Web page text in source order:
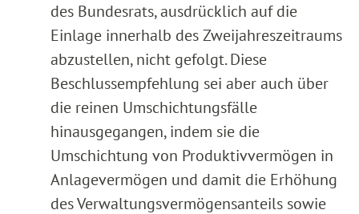
des Bundesrats, ausdrücklich auf die
Einlage innerhalb des Zweijahreszeitraums
abzustellen, nicht gefolgt. Diese
Beschlussempfehlung sei aber auch über
die reinen Umschichtungsfälle
hinausgegangen, indem sie die
Umschichtung von Produktivvermögen in
Anlagevermögen und damit die Erhöhung
des Verwaltungsvermögensanteils sowie